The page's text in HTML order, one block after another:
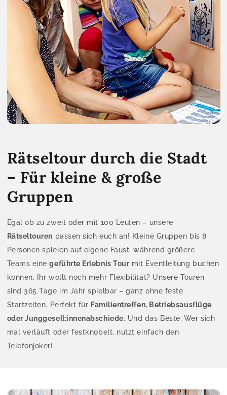
Rätseltour durch die Stadt
– Für kleine & große
Gruppen
Egal ob zu zweit oder mit 100 Leuten – unsere
Rätseltouren passen sich euch an! Kleine Gruppen bis 8
Personen spielen auf eigene Faust, während größere
Teams einegeführte Erlebnis Tourmit Eventleitung buchen
können. Ihr wollt noch mehr Flexibilität? Unsere Touren
sind 365 Tage im Jahr spielbar – ganz ohne feste
Startzeiten. Perfekt für Familientreffen, Betriebsausflüge
oder Junggesell:innenabschiede. Und das Beste: Wer sich
mal verläuft oder festknobelt, nutzt einfach den
Telefonjoker!